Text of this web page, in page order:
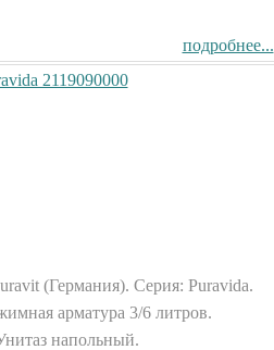
подробнее...
2119090000
(Германия). Серия: Puravida.
арматура 3/6 литров.
напольный.